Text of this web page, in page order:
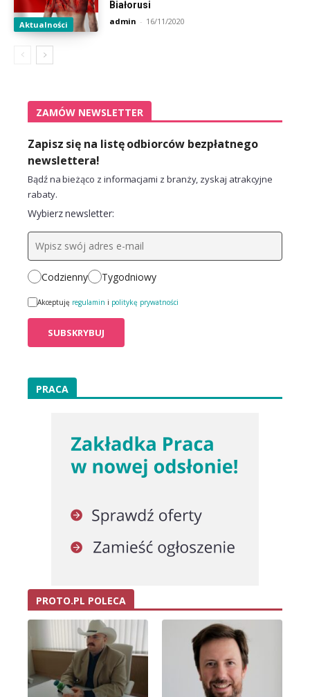
Aktualności
Białorusi
admin - 16/11/2020
ZAMÓW NEWSLETTER
Zapisz się na listę odbiorców bezpłatnego
newslettera!
Bądź na bieżąco z informacjami z branży, zyskaj atrakcyjne
rabaty.
Wybierz newsletter:
Codzienny Tygodniowy
Akceptuję regulamin i politykę prywatności
PRACA
PROTO.PL POLECA